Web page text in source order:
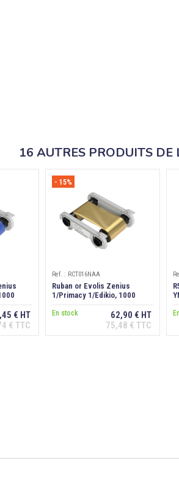
16 AUTRES PRODUITS DE
€ HT
€ TTC
- 15%
Ref. : RCT016NAA
Ruban or Evolis Zenius
1/Primacy 1/Edikio, 1000
En stock
62,90 € HT
75,48 € TTC
Ajouter au